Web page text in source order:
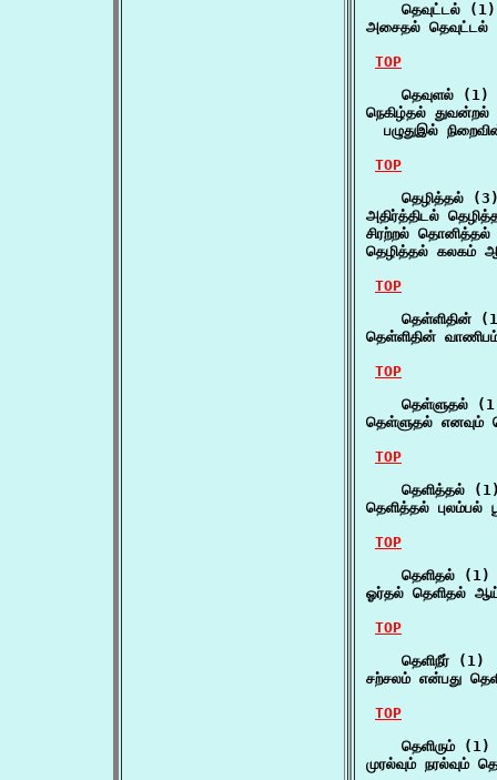
    தெவுட்டல் (1)
அசைதல்
TOP
    தெவுளல் (1)
நெகிழ்தல் துவன்றல்
பழுதுஇல்
TOP
தெழித்தல்
அதிர்த்திடல்
சிரற்றல்
தெழித்தல் கலகம்
TOP
தெள்ளிதின்
தெள்ளிதின்
TOP
தெள்ளுதல்
தெள்ளுதல் எனவும்
TOP
தெளித்தல்
தெளித்தல்
TOP
    தெளிதல் (1)
ஓர்தல் தெளிதல்
TOP
    தெளிநீர் (1)
சற்சலம் என்பது
TOP
    தெளிரும் (1)
முரல்வும் நரல்வும்